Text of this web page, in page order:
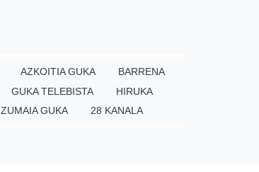
AZKOITIA GUKA
BARRENA
GUKA TELEBISTA
HIRUKA
ZUMAIA GUKA 28 KANALA